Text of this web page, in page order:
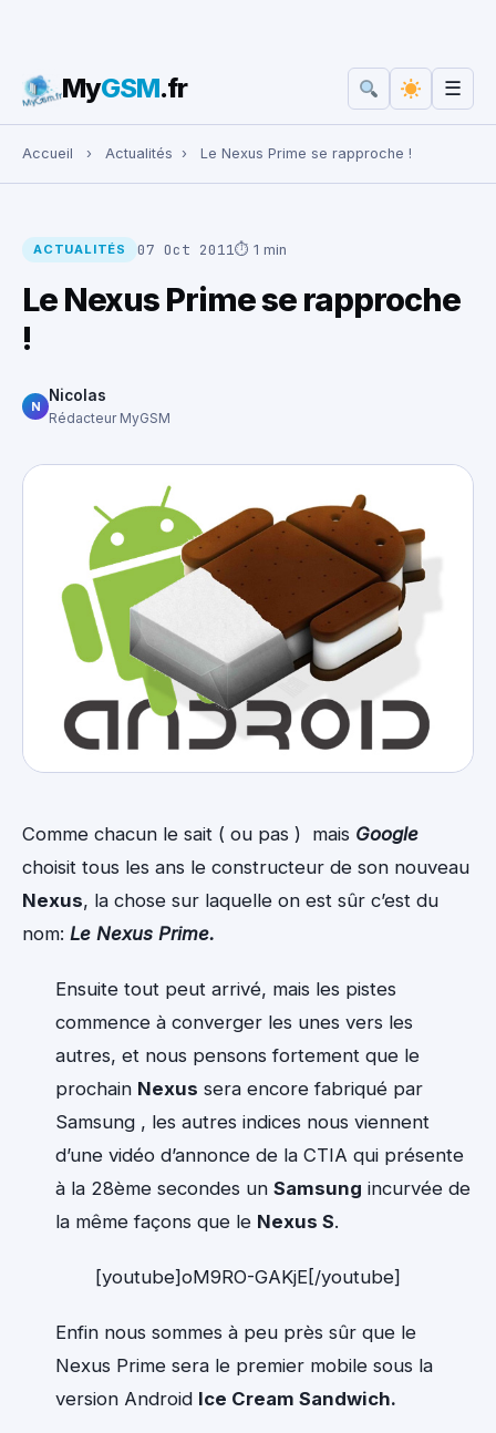
Rechercher :
MyGSM.fr ☰
Accueil › Actualités › Le Nexus Prime se rapproche !
ACTUALITÉS 07 Oct 2011⏱ 1 min
Le Nexus Prime se rapproche
!
N
Nicolas
Rédacteur MyGSM
Comme chacun le sait ( ou pas ) mais Google
choisit tous les ans le constructeur de son nouveau
Nexus, la chose sur laquelle on est sûr c’est du
nom: Le Nexus Prime.
Ensuite tout peut arrivé, mais les pistes
commence à converger les unes vers les
autres, et nous pensons fortement que le
prochain Nexus sera encore fabriqué par
Samsung , les autres indices nous viennent
d’une vidéo d’annonce de la CTIA qui présente
à la 28ème secondes un Samsung incurvée de
la même façons que le Nexus S.
[youtube]oM9RO-GAKjE[/youtube]
Enfin nous sommes à peu près sûr que le
Nexus Prime sera le premier mobile sous la
version Android Ice Cream Sandwich.